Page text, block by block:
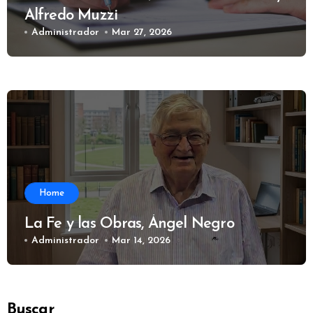
Alfredo Muzzi
Administrador Mar 27, 2026
Home
La Fe y las Obras, Ángel Negro
Administrador Mar 14, 2026
Buscar